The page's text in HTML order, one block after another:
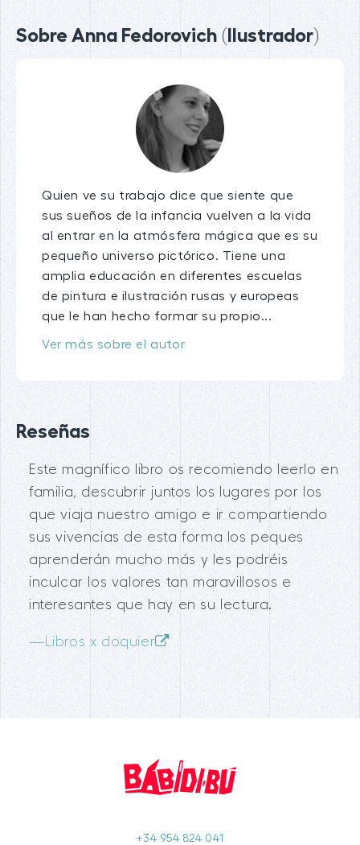
Sobre Anna Fedorovich (Ilustrador)
Quien ve su trabajo dice que siente que
sus sueños de la infancia vuelven a la vida
al entrar en la atmósfera mágica que es su
pequeño universo pictórico. Tiene una
amplia educación en diferentes escuelas
de pintura e ilustración rusas y europeas
que le han hecho formar su propio...
Ver más sobre el autor
Reseñas
Este magnífico libro os recomiendo leerlo en
familia, descubrir juntos los lugares por los
que viaja nuestro amigo e ir compartiendo
sus vivencias de esta forma los peques
aprenderán mucho más y les podréis
inculcar los valores tan maravillosos e
interesantes que hay en su lectura.
— Libros x doquier
+34 954 824 041